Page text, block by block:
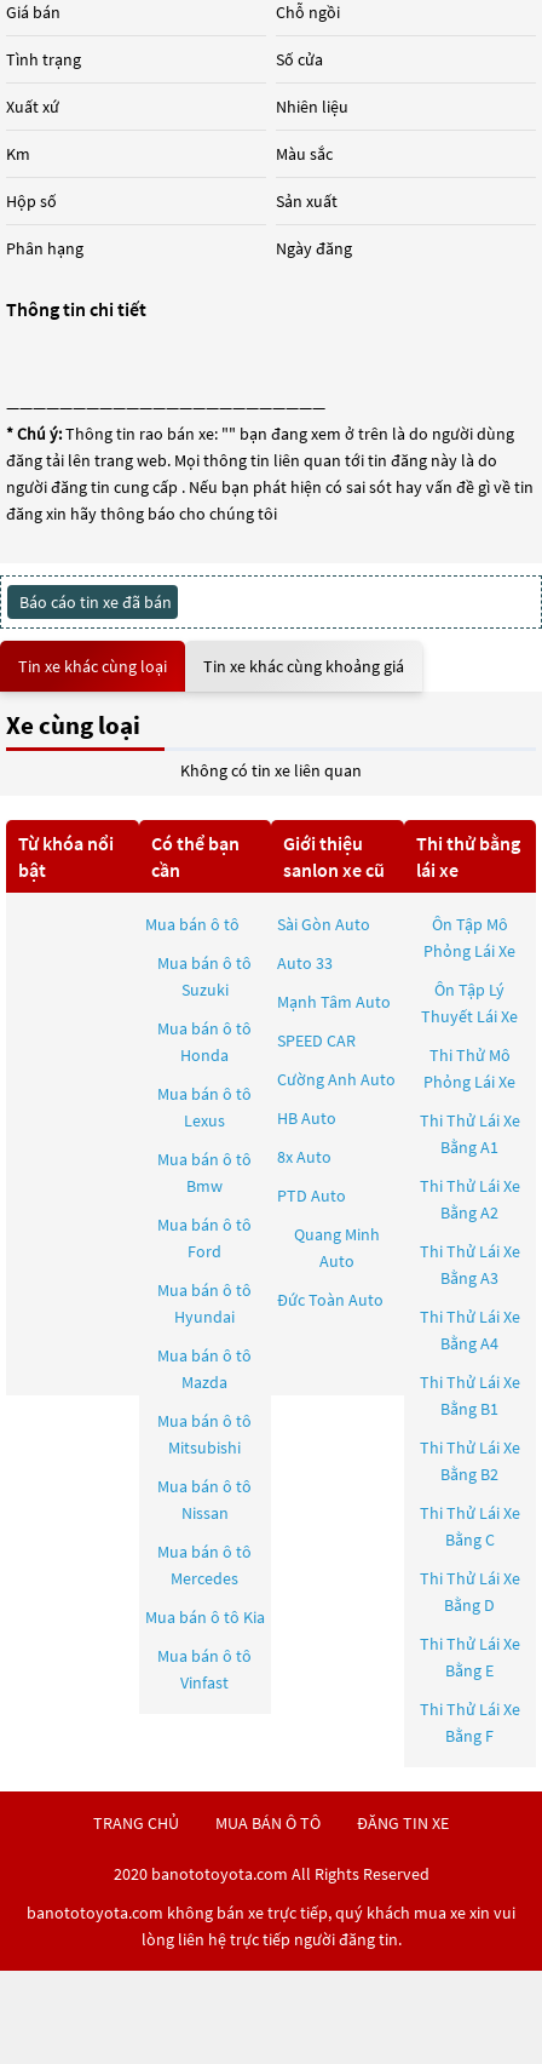
Giá bán
Tình trạng
Xuất xứ
Km
Hộp số
Phân hạng
Chỗ ngồi
Số cửa
Nhiên liệu
Màu sắc
Sản xuất
Ngày đăng
Thông tin chi tiết
————————————————————————
* Chú ý:Thông tin rao bán xe: "" bạn đang xem ở trên là do người dùng
đăng tải lên trang web. Mọi thông tin liên quan tới tin đăng này là do
người đăng tin cung cấp . Nếu bạn phát hiện có sai sót hay vấn đề gì về tin
đăng xin hãy thông báo cho chúng tôi
Báo cáo tin xe đã bán
Tin xe khác cùng loại Tin xe khác cùng khoảng giá
Xe cùng loại
Không có tin xe liên quan
Từ khóa nổi
bật
Có thể bạn
cần
Mua bán ô tô
Mua bán ô tô
Suzuki
Mua bán ô tô
Honda
Mua bán ô tô
Lexus
Mua bán ô tô
Bmw
Mua bán ô tô
Ford
Mua bán ô tô
Hyundai
Mua bán ô tô
Mazda
Mua bán ô tô
Mitsubishi
Mua bán ô tô
Nissan
Mua bán ô tô
Mercedes
Mua bán ô tô Kia
Mua bán ô tô
Vinfast
Giới thiệu
sanlon xe cũ
Sài Gòn Auto
Auto 33
Mạnh Tâm Auto
SPEED CAR
Cường Anh Auto
HB Auto
8x Auto
PTD Auto
Quang Minh
Auto
Đức Toàn Auto
Thi thử bằng
lái xe
Ôn Tập Mô
Phỏng Lái Xe
Ôn Tập Lý
Thuyết Lái Xe
Thi Thử Mô
Phỏng Lái Xe
Thi Thử Lái Xe
Bằng A1
Thi Thử Lái Xe
Bằng A2
Thi Thử Lái Xe
Bằng A3
Thi Thử Lái Xe
Bằng A4
Thi Thử Lái Xe
Bằng B1
Thi Thử Lái Xe
Bằng B2
Thi Thử Lái Xe
Bằng C
Thi Thử Lái Xe
Bằng D
Thi Thử Lái Xe
Bằng E
Thi Thử Lái Xe
Bằng F
TRANG CHỦ MUA BÁN Ô TÔ ĐĂNG TIN XE
2020 banototoyota.com All Rights Reserved
banototoyota.com không bán xe trực tiếp, quý khách mua xe xin vui
lòng liên hệ trực tiếp người đăng tin.